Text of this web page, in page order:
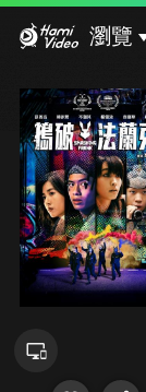
瀏覽